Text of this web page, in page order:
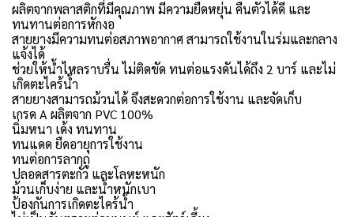
ผลิตจากพลาสติกที่มีคุณภาพ มีความยืดหยุ่น คืนตัวได้ดี และ
ทนทานต่อการหักงอ
สายยางมีความทนต่อสภาพอากาศ สามารถใช้งานในร่มและกลาง
แจ้งได้
ช่วยให้น้ำไหลราบรื่น ไม่ติดขัด ทนต่อแรงดันได้ถึง 2 บาร์ และไม่
เกิดตะไคร้น้ำ
สายยางสามารถม้วนได้ จึงสะดวกต่อการใช้งาน และจัดเก็บ
เกรด A ผลิตจาก PVC 100%
นิ่มหนา เด้ง ทนทาน
ทนแดด ยืดอายุการใช้งาน
ทนต่อการลากถู
ปลอดสารตะกั่ว และโลหะหนัก
ม้วนเก็บง่าย และน้ำหนักเบา
ป้องกันการเกิดตะไคร้น้ำ